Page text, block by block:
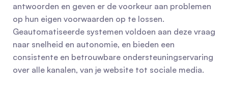
antwoorden en geven er de voorkeur aan problemen
op hun eigen voorwaarden op te lossen.
Geautomatiseerde systemen voldoen aan deze vraag
naar snelheid en autonomie, en bieden een
consistente en betrouwbare ondersteuningservaring
over alle kanalen, van je website tot sociale media.